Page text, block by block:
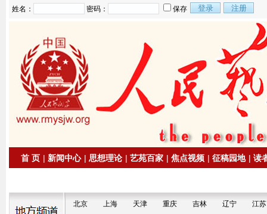
姓名： 密码： 保存
首 页 | 新闻中心 | 思想理论 | 艺苑百家 | 焦点视频 | 征稿园地 | 读
北京 上海 天津 重庆 吉林 辽宁
江苏